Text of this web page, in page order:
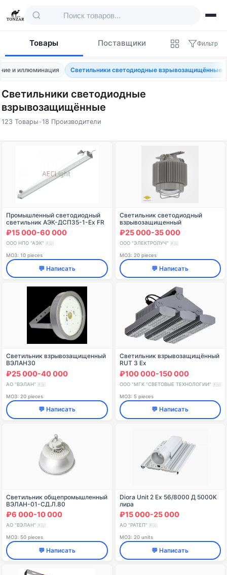
Товары Поставщики Фильтр
и иллюминация Светильники светодиодные взрывозащищённые
Светильники светодиодные
взрывозащищённые
123 Товары •18 Производители
Товары — Светильники светодиодные
Промышленный светодиодный
светильник АЭК-ДСП35-1-Ex FR
БАП
₽15 000-60 000
ООО НПО "АЭК" 🇷🇺
МОЗ: 10 pieces
💬 Написать
Светильник светодиодный
взрывозащищенный
В3Г-200АМС-СД-50-60-П21/
П22
₽25 000-35 000
ООО "ЭЛЕКТРОЛУЧ" 🇷🇺
МОЗ: 20 pieces
💬 Написать
Светильник взрывозащищенный
ВЭЛАН30
₽25 000-40 000
АО "ВЭЛАН" 🇷🇺
МОЗ: 20 pieces
💬 Написать
Светильник взрывозащищённый
RUT 3 Ex
₽100 000-150 000
ООО "МГК "СВЕТОВЫЕ ТЕХНОЛОГИИ" 🇷🇺
МОЗ: 5 pieces
💬 Написать
Светильник общепромышленный
ВЭЛАН-01-СД.Л.80
₽6 000-10 000
АО "ВЭЛАН" 🇷🇺
МОЗ: 50 pieces
💬 Написать
Diora Unit 2 Ex 56/8000 Д 5000K
лира
₽15 000-25 000
АО "РАТЕП" 🇷🇺
МОЗ: 20 units
💬 Написать